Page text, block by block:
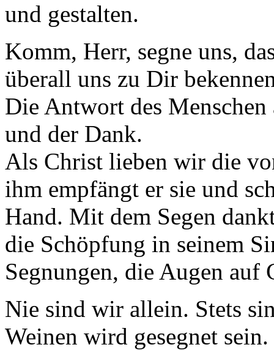
und gestalten.
Komm, Herr, segne uns,
überall uns zu Dir
Die Antwort des
und der Dank.
Als Christ lieben wir die
ihm empfängt er sie und
Hand. Mit dem Segen
die Schöpfung in seinem
Segnungen, die Augen auf
Nie sind wir allein. Stets
Weinen wird gesegnet sein.